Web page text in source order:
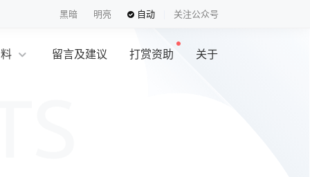
黑暗 明亮 自动 关注公众号
留言及建议 打赏资助 关于